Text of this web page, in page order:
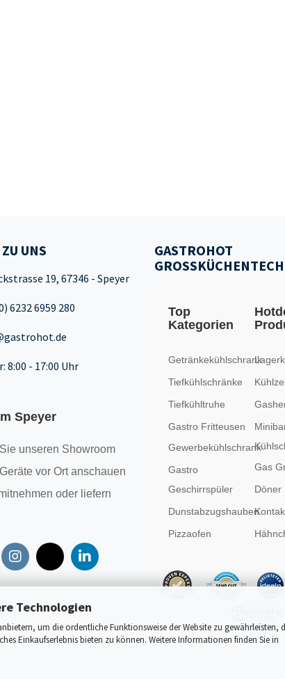
Technologien
um die ordentliche Funktionsweise der Website zu gewährleisten,
Einkaufserlebnis bieten zu können. Weitere Informationen finden Sie in
UNS
19, 67346 - Speyer
6232 6959 280
8:00 - 17:00 Uhr
Speyer
unseren Showroom
vor Ort anschauen
oder liefern
GASTROHOT
Top
Kategorien
Getränkekühlschrank
Tiefkühlschränke
Tiefkühltruhe
Gastro Fritteusen
Gewerbekühlschrank
Gastro
Geschirrspüler
Dunstabzugshauben
Pizzaofen
Gas
Döner